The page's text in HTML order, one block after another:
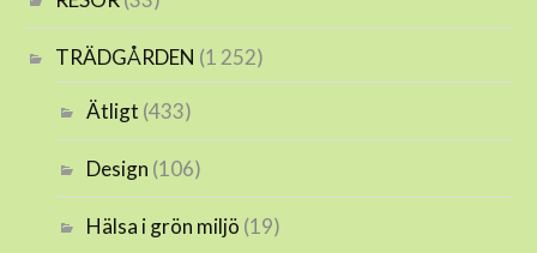
TRÄDGÅRDEN (1 252)
Ätligt (433)
Design (106)
Hälsa i grön miljö (19)